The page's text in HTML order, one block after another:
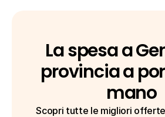
La spesa a
provincia a
mano
Scopri tutte le migliori